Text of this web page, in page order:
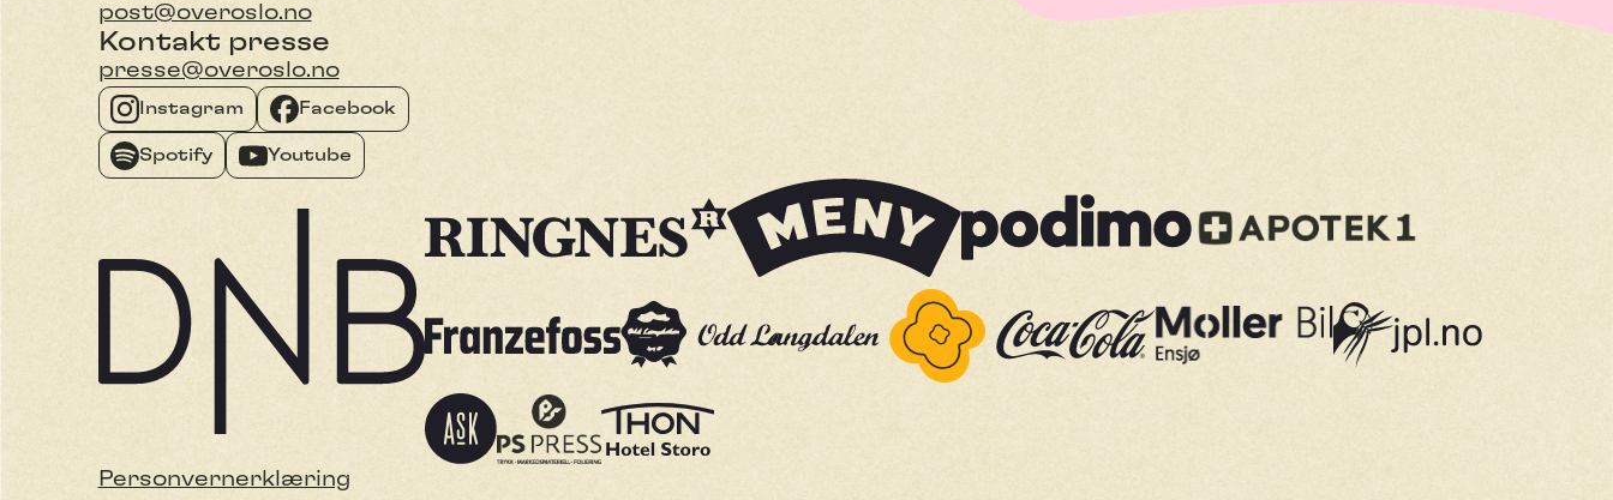
post@overoslo.no
Kontakt presse
presse@overoslo.no
Instagram Facebook
Spotify Youtube
Personvernerklæring